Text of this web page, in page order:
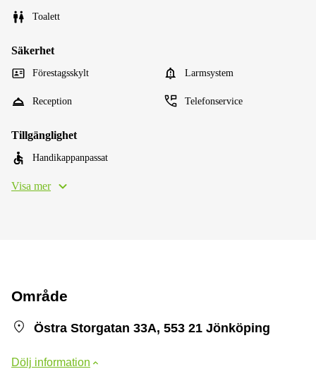
Toalett
Säkerhet
Förestagsskylt Larmsystem
Reception Telefonservice
Tillgänglighet
Handikappanpassat
Visa mer
Område
Östra Storgatan 33A, 553 21 Jönköping
Dölj information